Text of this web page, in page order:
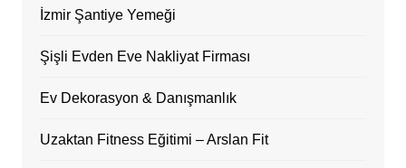
İzmir Şantiye Yemeği
Şişli Evden Eve Nakliyat Firması
Ev Dekorasyon & Danışmanlık
Uzaktan Fitness Eğitimi – Arslan Fit